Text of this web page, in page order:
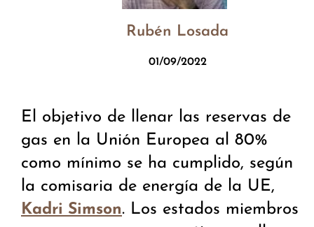
Rubén Losada
01/09/2022
El objetivo de llenar las reservas de
gas en la Unión Europea al 80%
como mínimo se ha cumplido, según
la comisaria de energía de la UE,
Kadri Simson. Los estados miembros